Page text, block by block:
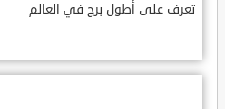
تعرف على أطول برج في العالم